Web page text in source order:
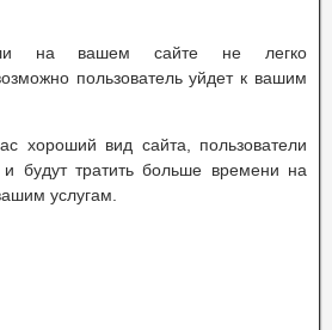
на вашем сайте не легко
пользователь уйдет к вашим
хороший вид сайта, пользователи
будут тратить больше времени на
услугам.